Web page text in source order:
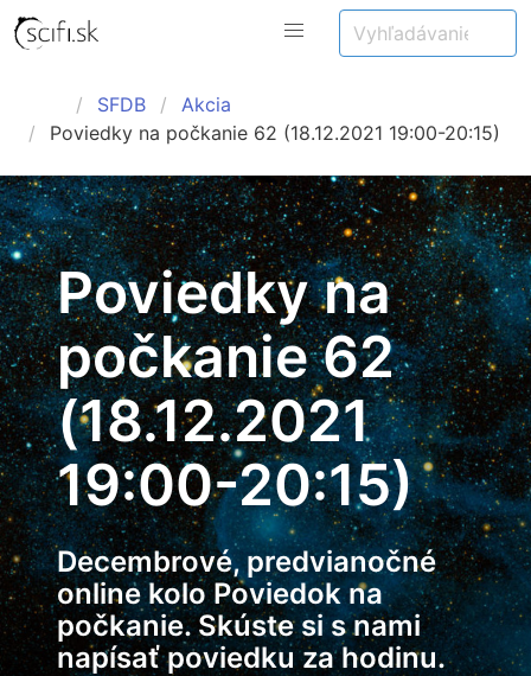
SFDB
Akcia
Poviedky na počkanie 62 (18.12.2021 19:00-20:15)
Poviedky na
počkanie 62
(18.12.2021
19:00-20:15)
Decembrové, predvianočné
online kolo Poviedok na
počkanie. Skúste si s nami
napísať poviedku za hodinu.